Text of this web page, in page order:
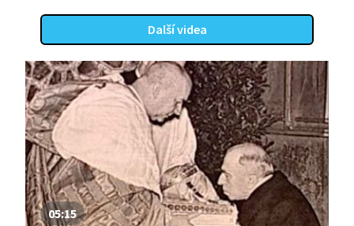
Další videa
05:15